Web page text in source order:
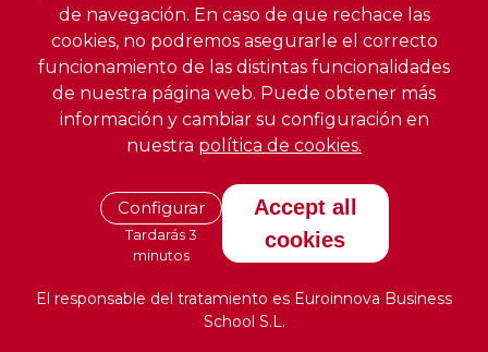
de navegación. En caso de que rechace las
cookies, no podremos asegurarle el correcto
funcionamiento de las distintas funcionalidades
de nuestra página web. Puede obtener más
información y cambiar su configuración en
nuestra política de cookies.
Configurar
Tardarás 3
minutos
Accept all
cookies
El responsable del tratamiento es Euroinnova Business
School S.L.